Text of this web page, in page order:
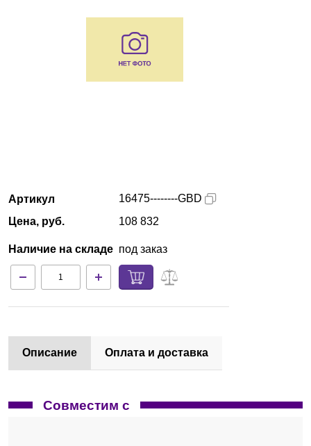
Екатеринбург
Партнеры
Технический сервис
Артикул
Цена, руб.
Наличие на складе
16475--------GBD
108 832
под заказ
Описание Оплата и доставка
Совместим с